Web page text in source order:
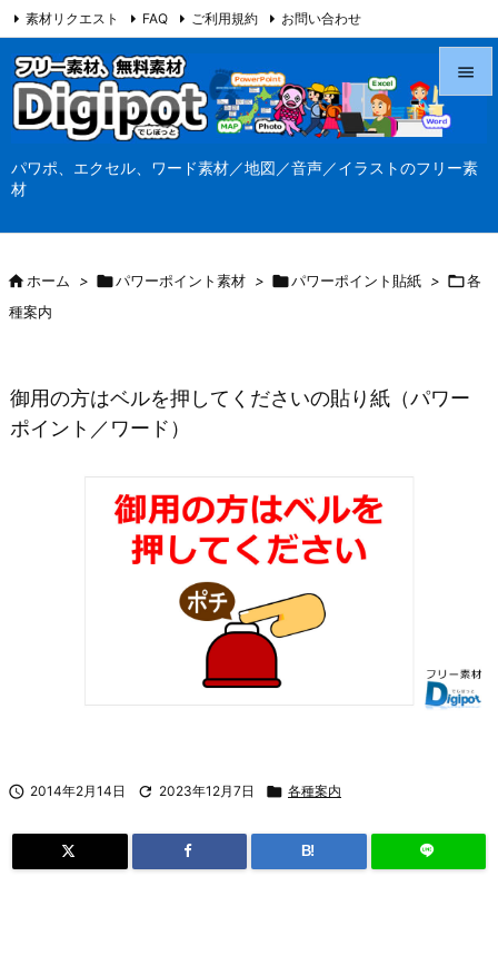
パワポ、エクセル、ワード素材／地図／音声／イラストのフリー素
材




素材リクエスト FAQ ご利用規約 お問い合わせ
当サイト（Digipot.net）について
ホーム > パワーポイント素材 > パワーポイント貼紙 > 各
種案内
御用の方はベルを押してくださいの貼り紙（パワー
ポイント／ワード）
 2014年2月14日  2023年12月7日  各種案内
B!